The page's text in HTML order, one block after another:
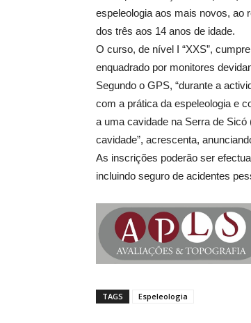
espeleologia aos mais novos, ao
dos três aos 14 anos de idade.
O curso, de nível I “XXS”,
enquadrado por monitores
Segundo o GPS, “durante a
com a prática da espeleologia e
a uma cavidade na Serra de Sicó
cavidade”, acrescenta,
As inscrições poderão ser
incluindo seguro de acidentes
TAGS Espeleologia